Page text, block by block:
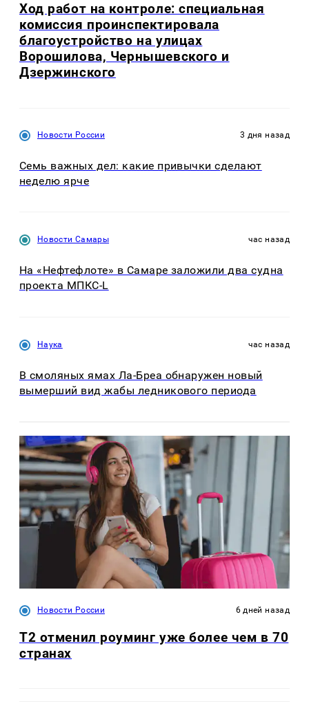
Ход работ на контроле: специальная
комиссия проинспектировала
благоустройство на улицах
Ворошилова, Чернышевского и
Дзержинского
Новости России 3 дня назад
Семь важных дел: какие привычки сделают
неделю ярче
Новости Самары час назад
На «Нефтефлоте» в Самаре заложили два судна
проекта МПКС-L
Наука час назад
В смоляных ямах Ла-Бреа обнаружен новый
вымерший вид жабы ледникового периода
Новости России 6 дней назад
Т2 отменил роуминг уже более чем в 70
странах